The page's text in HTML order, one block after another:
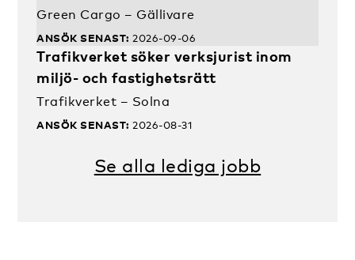
Green Cargo – Gällivare
ANSÖK SENAST: 2026-09-06
Trafikverket söker verksjurist inom
miljö- och fastighetsrätt
Trafikverket – Solna
ANSÖK SENAST: 2026-08-31
Se alla lediga jobb